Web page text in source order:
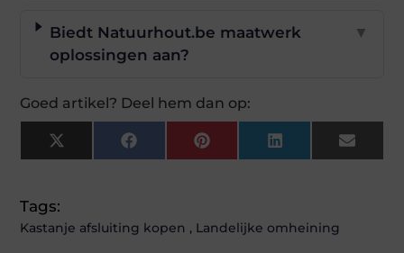
Biedt Natuurhout.be maatwerk
oplossingen aan?
▼
Goed artikel? Deel hem dan op:
X
(Twitter)
FacebookPinterestLinkedInEmail
Tags:
Kastanje afsluiting kopen , Landelijke omheining